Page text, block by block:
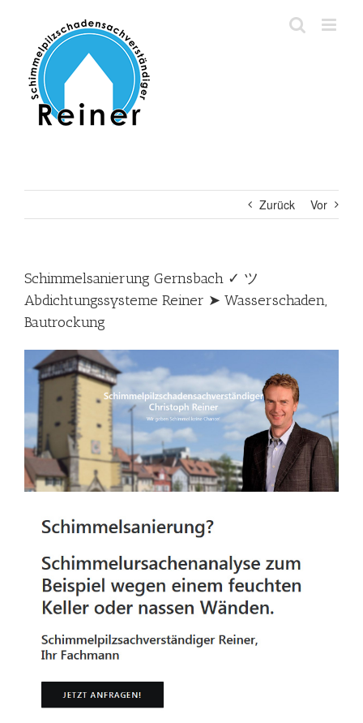
springen
Zurück Vor
Schimmelsanierung Gernsbach ✓ ツ
Abdichtungssysteme Reiner ➤ Wasserschaden,
Bautrockung